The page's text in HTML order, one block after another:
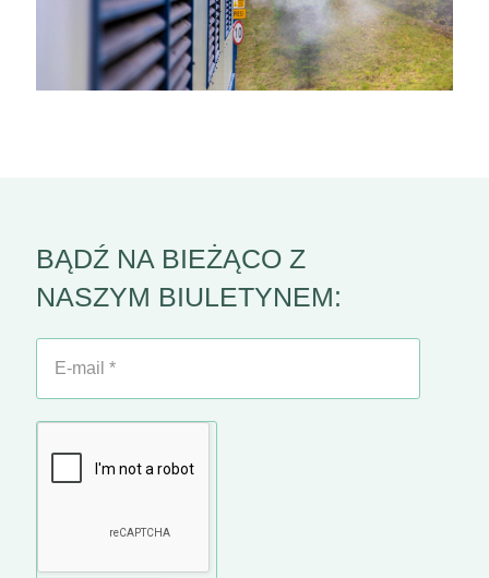
BĄDŹ NA BIEŻĄCO Z
NASZYM BIULETYNEM:
E-
mail